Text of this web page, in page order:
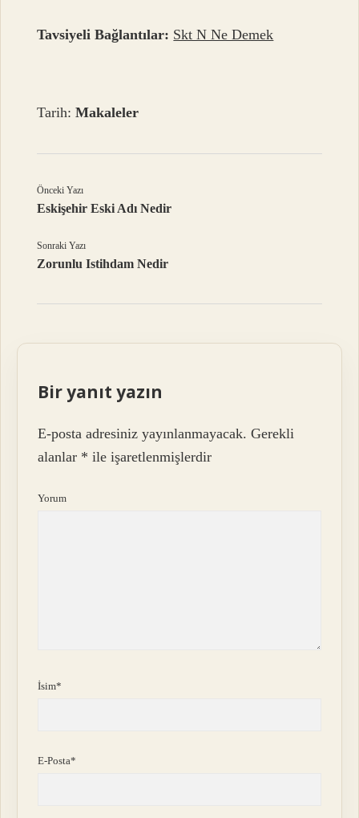
Tavsiyeli Bağlantılar: Skt N Ne Demek
Tarih:Makaleler
Önceki Yazı
Eskişehir Eski Adı Nedir
Sonraki Yazı
Zorunlu Istihdam Nedir
Bir yanıt yazın
E-posta adresiniz yayınlanmayacak. Gerekli
alanlar * ile işaretlenmişlerdir
Yorum
İsim*
E-Posta*